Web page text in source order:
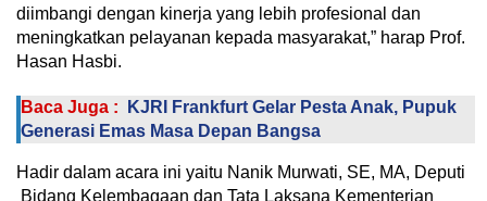
diimbangi dengan kinerja yang lebih profesional dan
meningkatkan pelayanan kepada masyarakat,” harap Prof.
Hasan Hasbi.
Baca Juga :
KJRI Frankfurt Gelar Pesta Anak, Pupuk
Generasi Emas Masa Depan Bangsa
Hadir dalam acara ini yaitu Nanik Murwati, SE, MA, Deputi
Bidang Kelembagaan dan Tata Laksana Kementerian